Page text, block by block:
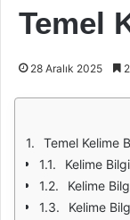
Temel
28 Aralık 2025
Temel Kelime
Kelime
Kelime
Kelime